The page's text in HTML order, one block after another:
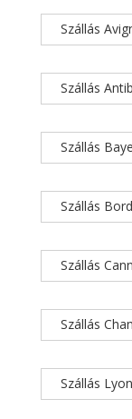
Szállás
Szállás
Szállás
Szállás
Szállás
Szállás
Szállás Lyon